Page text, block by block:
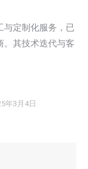
与定制化服务，已
。其技术迭代与客
年3月4日